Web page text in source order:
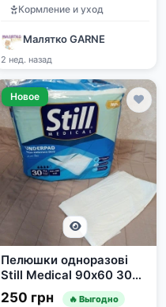
Кормление и уход
Малятко GARNE
2 нед. назад
Новое
Пелюшки одноразові
Still Medical 90х60 30
шт
250 грн 🔥 Выгодно